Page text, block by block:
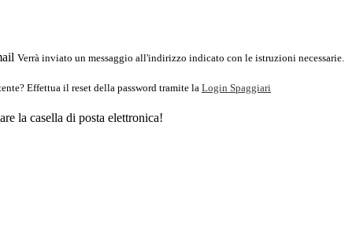
Verrà inviato un messaggio all'indirizzo indicato con le istruzioni necessarie.
Effettua il reset della password tramite la Login Spaggiari
la casella di posta elettronica!